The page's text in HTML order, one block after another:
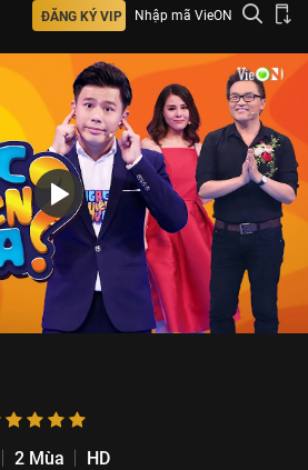
ĐĂNG KÝ VIP Nhập mã VieON
2 Mùa
HD